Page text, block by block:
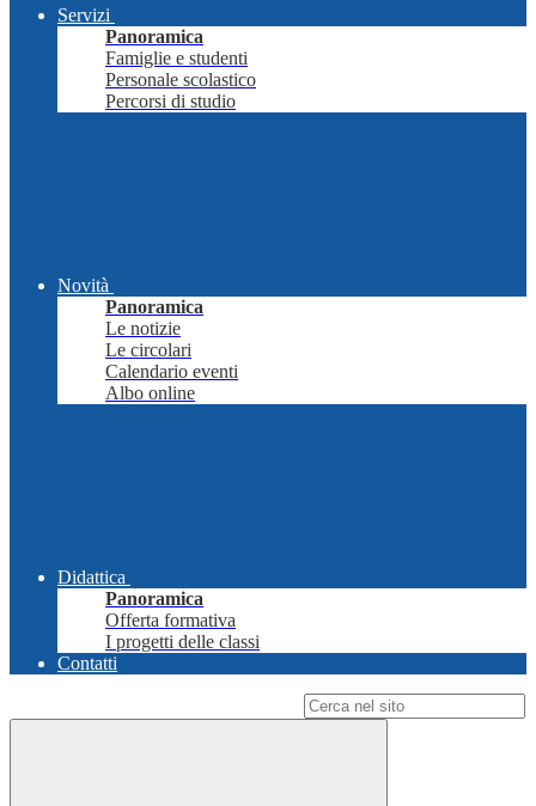
Servizi
Panoramica
Famiglie e studenti
Personale scolastico
Percorsi di studio
Novità
Panoramica
Le notizie
Le circolari
Calendario eventi
Albo online
Didattica
Panoramica
Offerta formativa
I progetti delle classi
Contatti